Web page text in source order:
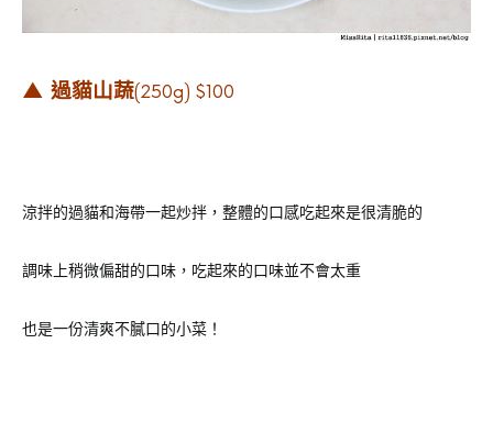
▲ 過貓山蔬(250g) $100
涼拌的過貓和海帶一起炒拌，整體的口感吃起來是很清脆的
調味上稍微偏甜的口味，吃起來的口味並不會太重
也是一份清爽不膩口的小菜！